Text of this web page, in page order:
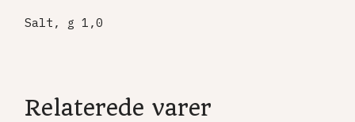
Salt, g 1,0
Relaterede varer